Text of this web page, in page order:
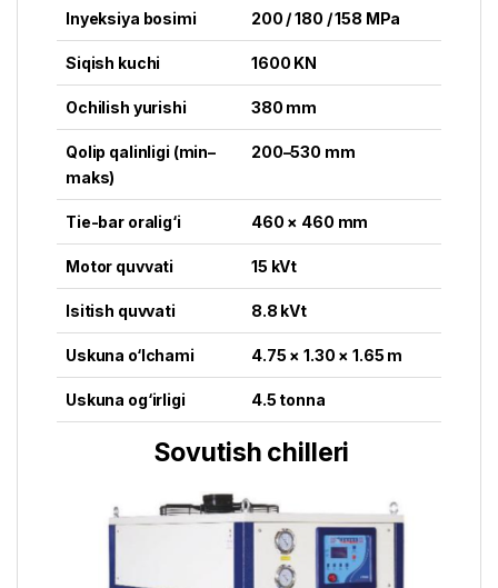
Inyeksiya bosimi 200 / 180 / 158 MPa
Siqish kuchi 1600 KN
Ochilish yurishi 380 mm
Qolip qalinligi (min–
maks)
200–530 mm
Tie-bar oralig‘i 460 × 460 mm
Motor quvvati 15 kVt
Isitish quvvati 8.8 kVt
Uskuna o‘lchami 4.75 × 1.30 × 1.65 m
Uskuna og‘irligi 4.5 tonna
Sovutish chilleri